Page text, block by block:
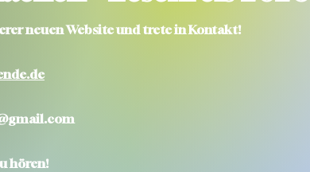
neuenWebsite und trete in Kontakt!
hören!